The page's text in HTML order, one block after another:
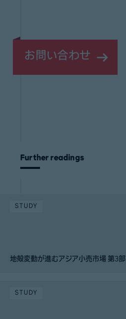
お問い合わせ
Further readings
STUDY
地殻変動が進むアジア小売市場 第3部
STUDY